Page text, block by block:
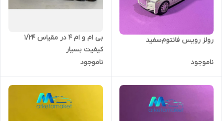
رولز رویس فانتوم‌سفید
ناموجود
بی ام و ام ۴ در مقیاس ۱/۲۴
کیفیت بسیار
ناموجود